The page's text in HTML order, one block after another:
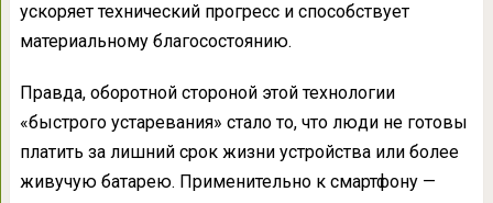
ускоряет технический прогресс и способствует
материальному благосостоянию.
Правда, оборотной стороной этой технологии
«быстрого устаревания» стало то, что люди не готовы
платить за лишний срок жизни устройства или более
живучую батарею. Применительно к смартфону —